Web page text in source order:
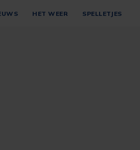
HET WEER SPELLETJES